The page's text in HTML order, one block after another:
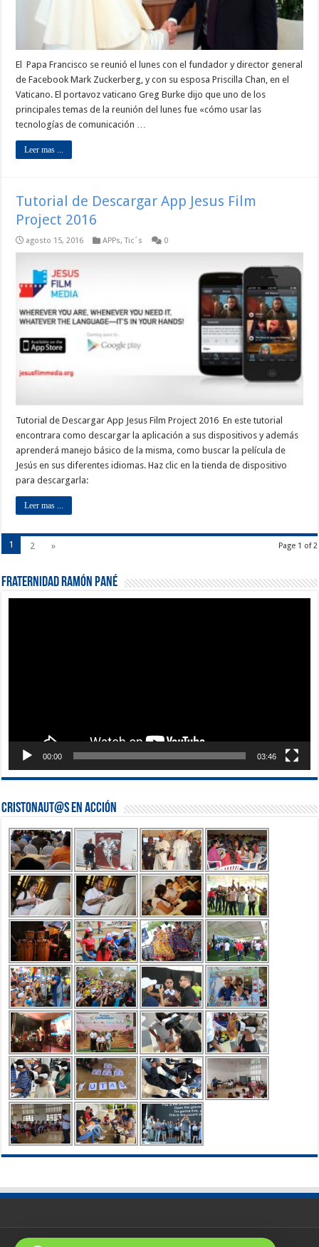
El Papa Francisco se reunió el lunes con el fundador y director general
de Facebook Mark Zuckerberg, y con su esposa Priscilla Chan, en el
Vaticano. El portavoz vaticano Greg Burke dijo que uno de los
principales temas de la reunión del lunes fue «cómo usar las
tecnologías de comunicación …
Leer mas ...
Tutorial de Descargar App Jesus Film
Project 2016
agosto 15, 2016 APPs,Tic´s 0
Tutorial de Descargar App Jesus Film Project 2016 En este tutorial
encontrara como descargar la aplicación a sus dispositivos y además
aprenderá manejo básico de la misma, como buscar la película de
Jesús en sus diferentes idiomas. Haz clic en la tienda de dispositivo
para descargarla:
Leer mas ...
Page 1 of 2
1 2 »
Fraternidad Ramón Pané
00:00 03:46
Cristonaut@s en Acción